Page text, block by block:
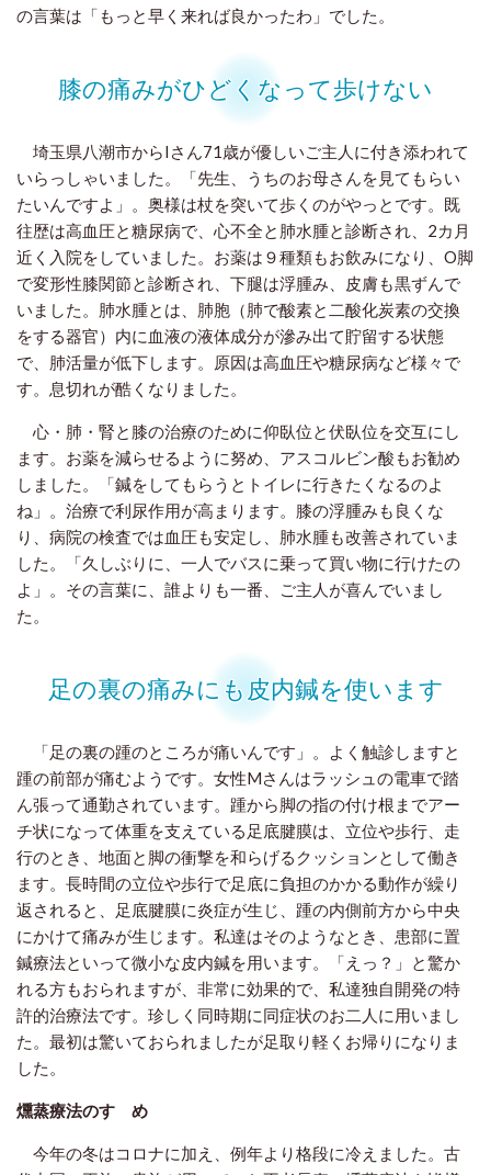
の言葉は「もっと早く来れば良かったわ」でした。
膝の痛みがひどくなって歩けない
埼玉県八潮市からIさん71歳が優しいご主人に付き添われて
いらっしゃいました。「先生、うちのお母さんを見てもらい
たいんですよ」。奥様は杖を突いて歩くのがやっとです。既
往歴は高血圧と糖尿病で、心不全と肺水腫と診断され、2カ月
近く入院をしていました。お薬は９種類もお飲みになり、O脚
で変形性膝関節と診断され、下腿は浮腫み、皮膚も黒ずんで
いました。 肺水腫とは、肺胞（肺で酸素と二酸化炭素の交換
をする器官）内に血液の液体成分が滲み出て貯留する状態
で、肺活量が低下します。原因は高血圧や糖尿病など様々で
す。息切れが酷くなりました。
心・肺・腎と膝の治療のために仰臥位と伏臥位を交互にし
ます。お薬を減らせるように努め、アスコルビン酸もお勧め
しました。「鍼をしてもらうとトイレに行きたくなるのよ
ね」。治療で利尿作用が高まります。膝の浮腫みも良くな
り、病院の検査では血圧も安定し、肺水腫も改善されていま
した。「久しぶりに、一人でバスに乗って買い物に行けたの
よ」。その言葉に、誰よりも一番、ご主人が喜んでいまし
た。
足の裏の痛みにも皮内鍼を使います
「足の裏の踵のところが痛いんです」。よく触診しますと
踵の前部が痛むようです。女性Mさんはラッシュの電車で踏
ん張って通勤されています。踵から脚の指の付け根までアー
チ状になって体重を支えている足底腱膜は、立位や歩行、走
行のとき、地面と脚の衝撃を和らげるクッションとして働き
ます。長時間の立位や歩行で足底に負担のかかる動作が繰り
返されると、足底腱膜に炎症が生じ、踵の内側前方から中央
にかけて痛みが生じます。私達はそのようなとき、患部に置
鍼療法といって微小な皮内鍼を用います。「えっ？」と驚か
れる方もおられますが、非常に効果的で、私達独自開発の特
許的治療法です。珍しく同時期に同症状のお二人に用いまし
た。最初は驚いておられましたが足取り軽くお帰りになりま
した。
燻蒸療法のすゝめ
今年の冬はコロナに加え、例年より格段に冷えました。古